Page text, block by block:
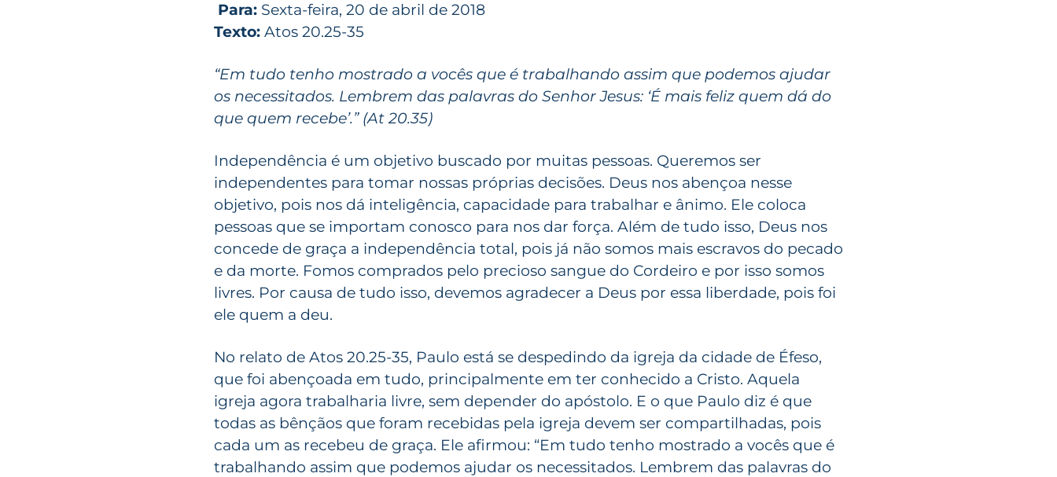
Para: Sexta-feira, 20 de abril de 2018
Texto: Atos 20.25-35
“Em tudo tenho mostrado a vocês que é trabalhando assim que podemos ajudar
os necessitados. Lembrem das palavras do Senhor Jesus: ‘É mais feliz quem dá do
que quem recebe’.” (At 20.35)
Independência é um objetivo buscado por muitas pessoas. Queremos ser
independentes para tomar nossas próprias decisões. Deus nos abençoa nesse
objetivo, pois nos dá inteligência, capacidade para trabalhar e ânimo. Ele coloca
pessoas que se importam conosco para nos dar força. Além de tudo isso, Deus nos
concede de graça a independência total, pois já não somos mais escravos do pecado
e da morte. Fomos comprados pelo precioso sangue do Cordeiro e por isso somos
livres. Por causa de tudo isso, devemos agradecer a Deus por essa liberdade, pois foi
ele quem a deu.
No relato de Atos 20.25-35, Paulo está se despedindo da igreja da cidade de Éfeso,
que foi abençoada em tudo, principalmente em ter conhecido a Cristo. Aquela
igreja agora trabalharia livre, sem depender do apóstolo. E o que Paulo diz é que
todas as bênçãos que foram recebidas pela igreja devem ser compartilhadas, pois
cada um as recebeu de graça. Ele afirmou: “Em tudo tenho mostrado a vocês que é
trabalhando assim que podemos ajudar os necessitados. Lembrem das palavras do